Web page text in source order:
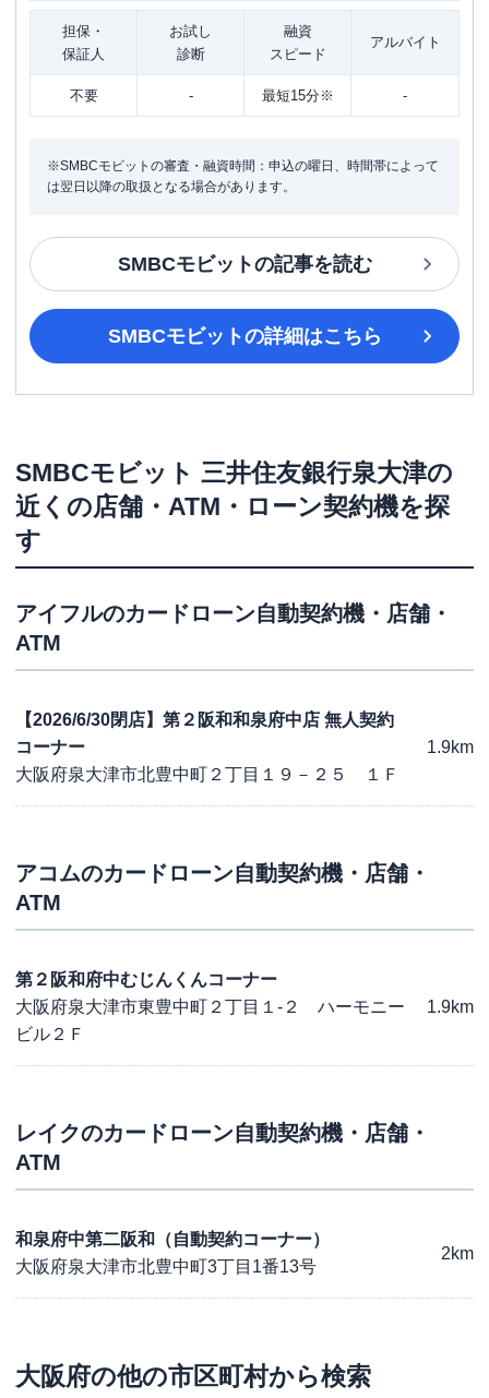
担保・
保証人
お試し
診断
融資
スピード
アルバイト
不要 - 最短15分※ -
※SMBCモビットの審査・融資時間：申込の曜日、時間帯によって
は翌日以降の取扱となる場合があります。
SMBCモビットの記事を読む
SMBCモビットの詳細はこちら
SMBCモビット 三井住友銀行泉大津の
近くの店舗・ATM・ローン契約機を探
す
アイフルのカードローン自動契約機・店舗・
ATM
【2026/6/30閉店】第２阪和和泉府中店 無人契約
コーナー
大阪府泉大津市北豊中町２丁目１９－２５ １Ｆ
1.9km
アコムのカードローン自動契約機・店舗・
ATM
第２阪和府中むじんくんコーナー
大阪府泉大津市東豊中町２丁目１-２ ハーモニー
ビル２Ｆ
1.9km
レイクのカードローン自動契約機・店舗・
ATM
和泉府中第二阪和（自動契約コーナー）
大阪府泉大津市北豊中町3丁目1番13号
2km
大阪府の他の市区町村から検索